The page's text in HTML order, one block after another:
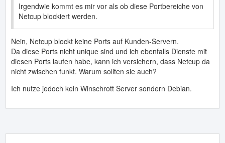
Irgendwie kommt es mir vor als ob diese Portbereiche von
Netcup blockiert werden.
Nein, Netcup blockt keine Ports auf Kunden-Servern.
Da diese Ports nicht unique sind und ich ebenfalls Dienste mit
diesen Ports laufen habe, kann ich versichern, dass Netcup da
nicht zwischen funkt. Warum sollten sie auch?
Ich nutze jedoch kein Winschrott Server sondern Debian.